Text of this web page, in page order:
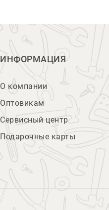
ИНФОРМАЦИЯ
О компании
Оптовикам
Сервисный центр
Подарочные карты